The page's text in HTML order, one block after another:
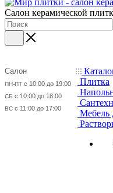
Салон керамической
Салон
ПН-ПТ с 10:00 до 19:00
СБ с 10:00 до 18:00
ВС с 11:00 до 17:00
Плитка
Мебель